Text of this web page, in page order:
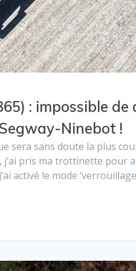
: impossible de
Ninebot !
sera sans doute la plus
pris ma trottinette pour
activé le mode